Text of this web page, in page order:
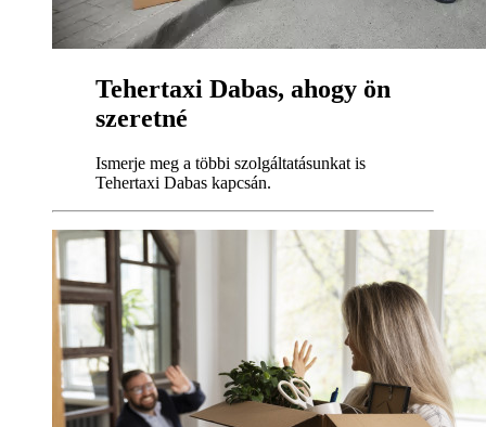
Tehertaxi Dabas, ahogy ön
szeretné
Ismerje meg a többi szolgáltatásunkat is
Tehertaxi Dabas kapcsán.